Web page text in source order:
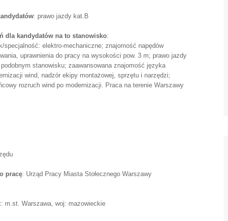
: prawo jazdy kat.B
dla kandydatów na to stanowisko:
specjalność: elektro-mechaniczne; znajomość napędów
uprawnienia do pracy na wysokości pow. 3 m; prawo jazdy
stanowisku; zaawansowana znajomość języka
wind, nadzór ekipy montażowej, sprzętu i narzędzi;
rozruch wind po modernizacji. Praca na terenie Warszawy
pracę: Urząd Pracy Miasta Stołecznego Warszawy
m.st. Warszawa, woj: mazowieckie